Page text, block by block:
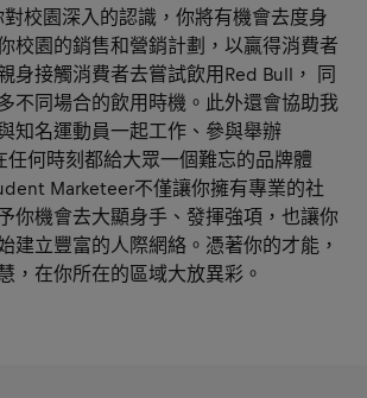
校園深入的認識，你將有機會去度身
校園的銷售和營銷計劃，以贏得消費者
身接觸消費者去嘗試飲用Red Bull， 同
不同場合的飲用時機。此外還會協助我
知名運動員一起工作、參與舉辦
任何時刻都給大眾一個難忘的品牌體
Marketeer不僅讓你擁有專業的社
你機會去大顯身手、發揮強項，也讓你
建立豐富的人際網絡。憑著你的才能，
，在你所在的區域大放異彩。